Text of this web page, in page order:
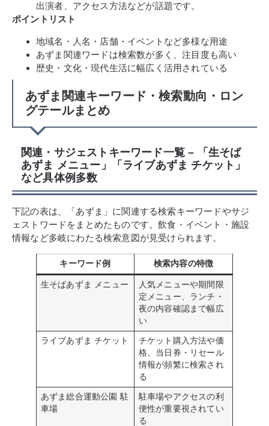
出演者、アクセス方法などが話題です。
ポイントリスト
地域名・人名・店舗・イベントなど多様な用途
あずま関連ワードは検索数が多く、注目度も高い
歴史・文化・現代生活に幅広く活用されている
あずま関連キーワード・検索動向・ロン
グテールまとめ
関連・サジェストキーワード一覧 – 「生そば
あずま メニュー」「ライブあずま チケット」
など具体例多数
下記の表は、「あずま」に関連する検索キーワードやサジ
ェストワードをまとめたものです。飲食・イベント・施設
情報など多岐にわたる検索意図が見受けられます。
キーワード例 検索内容の特徴
生そばあずま メニュー
人気メニューや期間限
定メニュー、ランチ・
夜の内容確認まで幅広
い
ライブあずま チケット
チケット購入方法や価
格、当日券・リセール
情報が頻繁に検索され
る
あずま総合運動公園 駐
車場
駐車場やアクセスの利
便性が重要視されてい
る